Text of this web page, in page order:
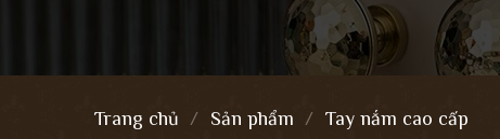
Trang chủ / Sản phẩm / Tay nắm cao cấp